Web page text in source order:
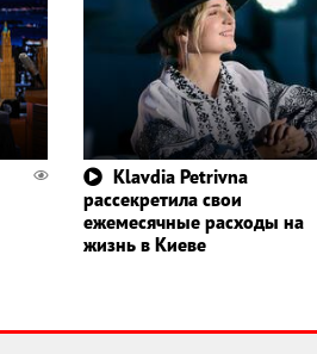
Klavdia Petrivna
рассекретила свои
ежемесячные расходы на
жизнь в Киеве